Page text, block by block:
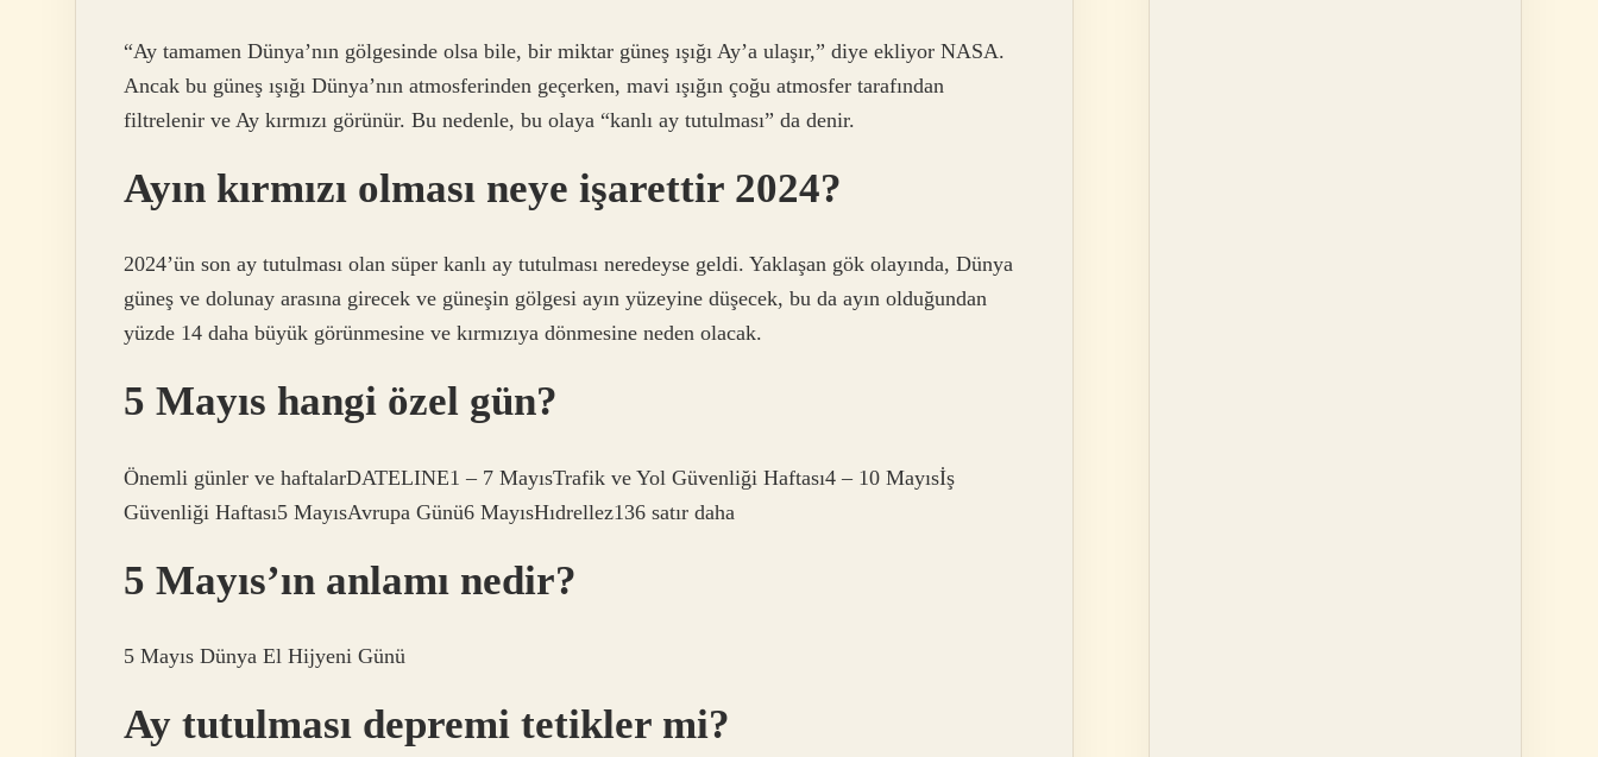
“Ay tamamen Dünya’nın gölgesinde olsa bile, bir miktar güneş ışığı Ay’a ulaşır,” diye ekliyor NASA.
Ancak bu güneş ışığı Dünya’nın atmosferinden geçerken, mavi ışığın çoğu atmosfer tarafından
filtrelenir ve Ay kırmızı görünür. Bu nedenle, bu olaya “kanlı ay tutulması” da denir.
Ayın kırmızı olması neye işarettir 2024?
2024’ün son ay tutulması olan süper kanlı ay tutulması neredeyse geldi. Yaklaşan gök olayında, Dünya
güneş ve dolunay arasına girecek ve güneşin gölgesi ayın yüzeyine düşecek, bu da ayın olduğundan
yüzde 14 daha büyük görünmesine ve kırmızıya dönmesine neden olacak.
5 Mayıs hangi özel gün?
Önemli günler ve haftalarDATELINE1 – 7 MayısTrafik ve Yol Güvenliği Haftası4 – 10 Mayısİş
Güvenliği Haftası5 MayısAvrupa Günü6 MayısHıdrellez136 satır daha
5 Mayıs’ın anlamı nedir?
5 Mayıs Dünya El Hijyeni Günü
Ay tutulması depremi tetikler mi?